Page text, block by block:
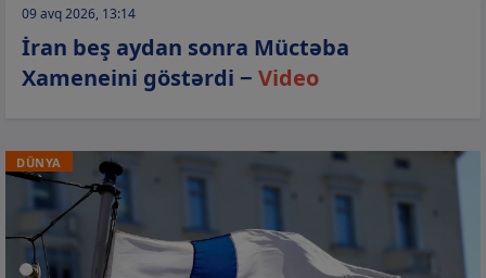
09 avq 2026, 13:14
İran beş aydan sonra Müctəba
Xameneini göstərdi − Video
DÜNYA